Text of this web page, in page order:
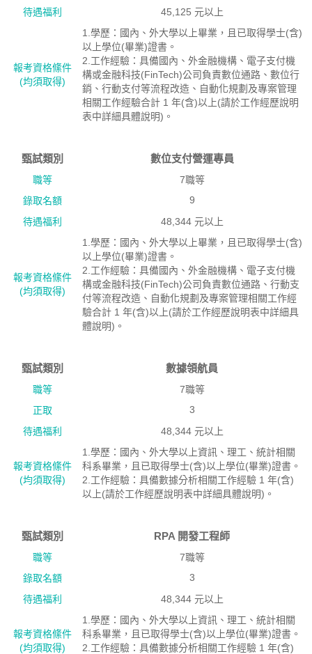
待遇福利
45,125 元以上
報考資格絛件
(均須取得)
1.學歷：國內、外大學以上畢業，且已取得學士(含)
以上學位(畢業)證書。
2.工作經驗：具備國內、外金融機構、電子支付機
構或金融科技(FinTech)公司負責數位通路、數位行
銷、行動支付等流程改造、自動化規劃及專案管理
相關工作經驗合計 1 年(含)以上(請於工作經歷說明
表中詳細具體說明)。
甄試類別 數位支付營運專員
職等
7職等
錄取名額
9
待遇福利
48,344 元以上
報考資格絛件
(均須取得)
1.學歷：國內、外大學以上畢業，且已取得學士(含)
以上學位(畢業)證書。
2.工作經驗：具備國內、外金融機構、電子支付機
構或金融科技(FinTech)公司負責數位通路、行動支
付等流程改造、自動化規劃及專案管理相關工作經
驗合計 1 年(含)以上(請於工作經歷說明表中詳細具
體說明)。
甄試類別 數據領航員
職等
7職等
正取
3
待遇福利
48,344 元以上
報考資格絛件
(均須取得)
1.學歷：國內、外大學以上資訊、理工、統計相關
科系畢業，且已取得學士(含)以上學位(畢業)證書。
2.工作經驗：具備數據分析相關工作經驗 1 年(含)
以上(請於工作經歷說明表中詳細具體說明)。
甄試類別 RPA 開發工程師
職等
7職等
錄取名額
3
待遇福利
48,344 元以上
報考資格絛件
(均須取得)
1.學歷：國內、外大學以上資訊、理工、統計相關
科系畢業，且已取得學士(含)以上學位(畢業)證書。
2.工作經驗：具備數據分析相關工作經驗 1 年(含)